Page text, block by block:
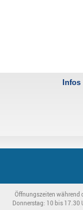
Öffnungszeiten während
Donnerstag: 10 bis 17.30